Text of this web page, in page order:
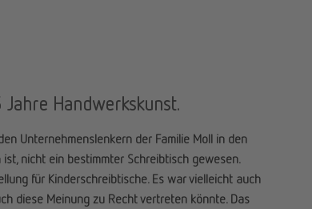
Handwerkskunst.
Unternehmenslenkern der Familie Moll in den
nicht ein bestimmter Schreibtisch gewesen.
für Kinderschreibtische. Es war vielleicht auch
diese Meinung zu Recht vertreten könnte. Das